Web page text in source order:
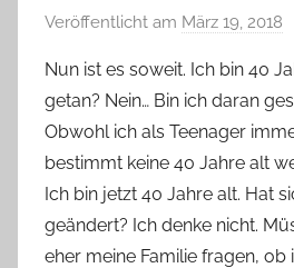
Veröffentlicht am März 19, 2018
n
Y
v
o
n
n
e
Nun ist es soweit. Ich bin 40
getan? Nein… Bin ich daran
Obwohl ich als Teenager
bestimmt keine 40 Jahre alt
Ich bin jetzt 40 Jahre alt. Hat
geändert? Ich denke nicht.
eher meine Familie fragen, ob